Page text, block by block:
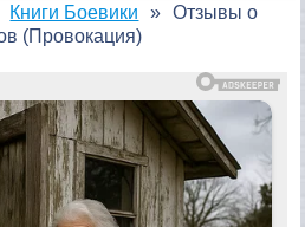
Книги Боевики
Отзывы о
(Провокация)